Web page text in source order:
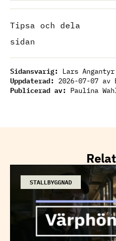
Tipsa och dela
sidan
Sidansvarig: Lars Angantyr
Uppdaterad: 2026-07-07 av
Publicerad av: Paulina
STALLBYGGNAD